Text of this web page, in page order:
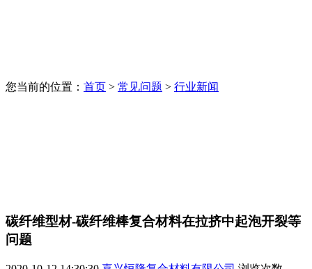
您当前的位置： 首页 > 常见问题 > 行业新闻
碳纤维型材-碳纤维棒复合材料在拉挤中起泡开裂等
问题